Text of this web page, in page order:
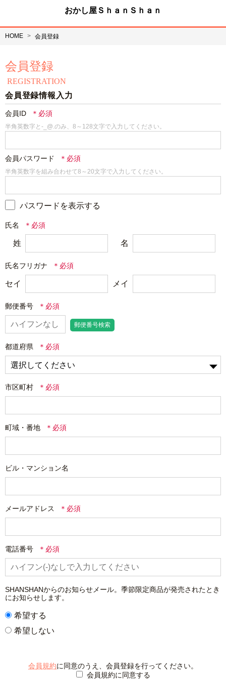
おかし屋ＳｈａｎＳｈａｎ
HOME 会員登録
REGISTRATION
会員登録
会員登録情報入力
会員ID
半角英数字と-_@.のみ、8～128文字で入力してください。
会員パスワード
半角英数字を組み合わせて8～20文字で入力してください。
パスワードを表示する
氏名
姓 名
氏名フリガナ
セイ メイ
郵便番号
郵便番号検索
都道府県
市区町村
町域・番地
ビル・マンション名
メールアドレス
電話番号
SHANSHANからのお知らせメール。季節限定商品が発売されたとき
にお知らせします。
希望する
希望しない
会員規約に同意のうえ、会員登録を行ってください。
会員規約に同意する